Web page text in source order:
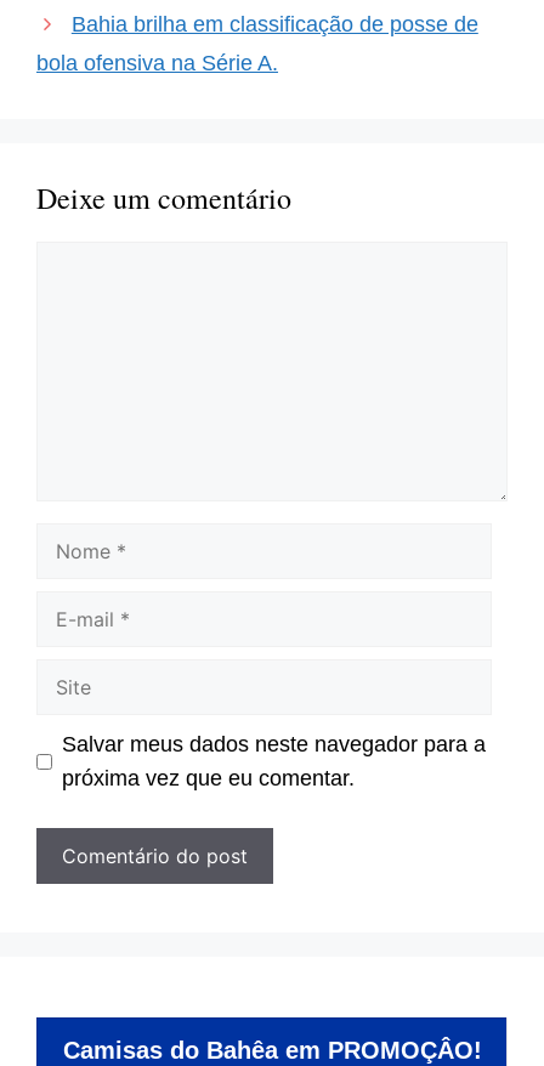
Bahia brilha em classificação de posse de
bola ofensiva na Série A.
Deixe um comentário
Nome
Site
Salvar meus dados neste navegador para a
próxima vez que eu comentar.
Camisas do Bahêa em PROMOÇÂO!